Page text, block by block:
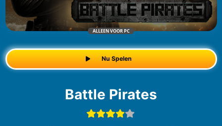
ALLEEN VOOR PC
Nu Spelen
Battle Pirates